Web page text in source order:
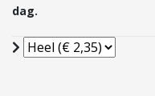
dag.